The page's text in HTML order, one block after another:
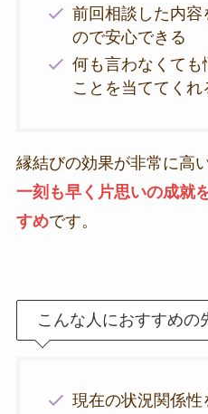
前回相談した内容
ので安心できる
何も言わなくて
ことを当ててくれ
縁結びの効果が非常に高
一刻も早く片思いの成就
すめです。
こんな人におすすめの
現在の状況関係性